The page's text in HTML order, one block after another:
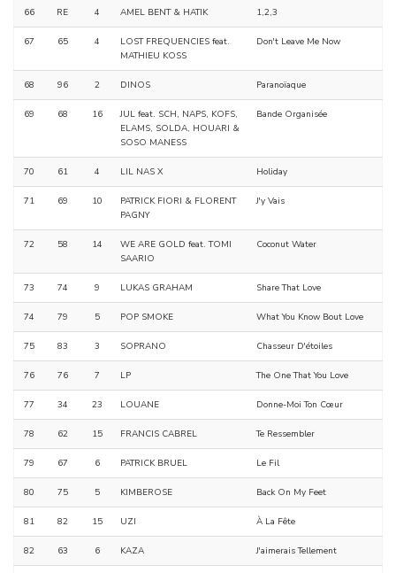
66 RE 4 AMEL BENT & HATIK 1,2,3
67 65 4
LOST FREQUENCIES feat.
MATHIEU KOSS
Don't Leave Me Now
68 96 2 DINOS Paranoïaque
69 68 16
JUL feat. SCH, NAPS, KOFS,
ELAMS, SOLDA, HOUARI &
SOSO MANESS
Bande Organisée
70 61 4 LIL NAS X Holiday
71 69 10
PATRICK FIORI & FLORENT
PAGNY
J'y Vais
72 58 14
WE ARE GOLD feat. TOMI
SAARIO
Coconut Water
73 74 9 LUKAS GRAHAM Share That Love
74 79 5 POP SMOKE What You Know Bout Love
75 83 3 SOPRANO Chasseur D'étoiles
76 76 7 LP The One That You Love
77 34 23 LOUANE Donne-Moi Ton Cœur
78 62 15 FRANCIS CABREL Te Ressembler
79 67 6 PATRICK BRUEL Le Fil
80 75 5 KIMBEROSE Back On My Feet
81 82 15 UZI À La Fête
82 63 6 KAZA J'aimerais Tellement